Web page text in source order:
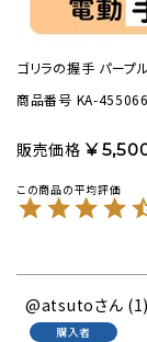
ゴリラの握手 パープ
商品番号 KA-
販売価格 ¥
@atsuto
1
購入者